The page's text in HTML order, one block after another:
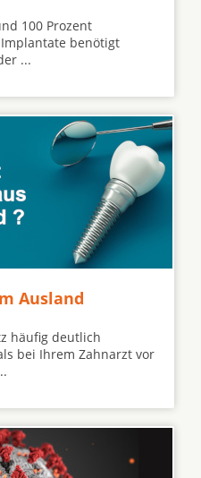
100 Prozent
benötigt
...
Ausland
häufig deutlich
bei Ihrem Zahnarzt vor